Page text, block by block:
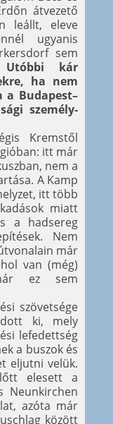
átvezető
leállt, eleve
ugyanis
sem
Utóbbi kár
ha nem
a Budapest–
személy-
Kremstől
itt már
nem a
A Kamp
itt több
miatt
a hadsereg
Nem
már
van (még)
ez sem
szövetsége
ki, mely
lefedettség
a buszok és
eljutni velük.
elesett a
Neunkirchen
azóta már
között